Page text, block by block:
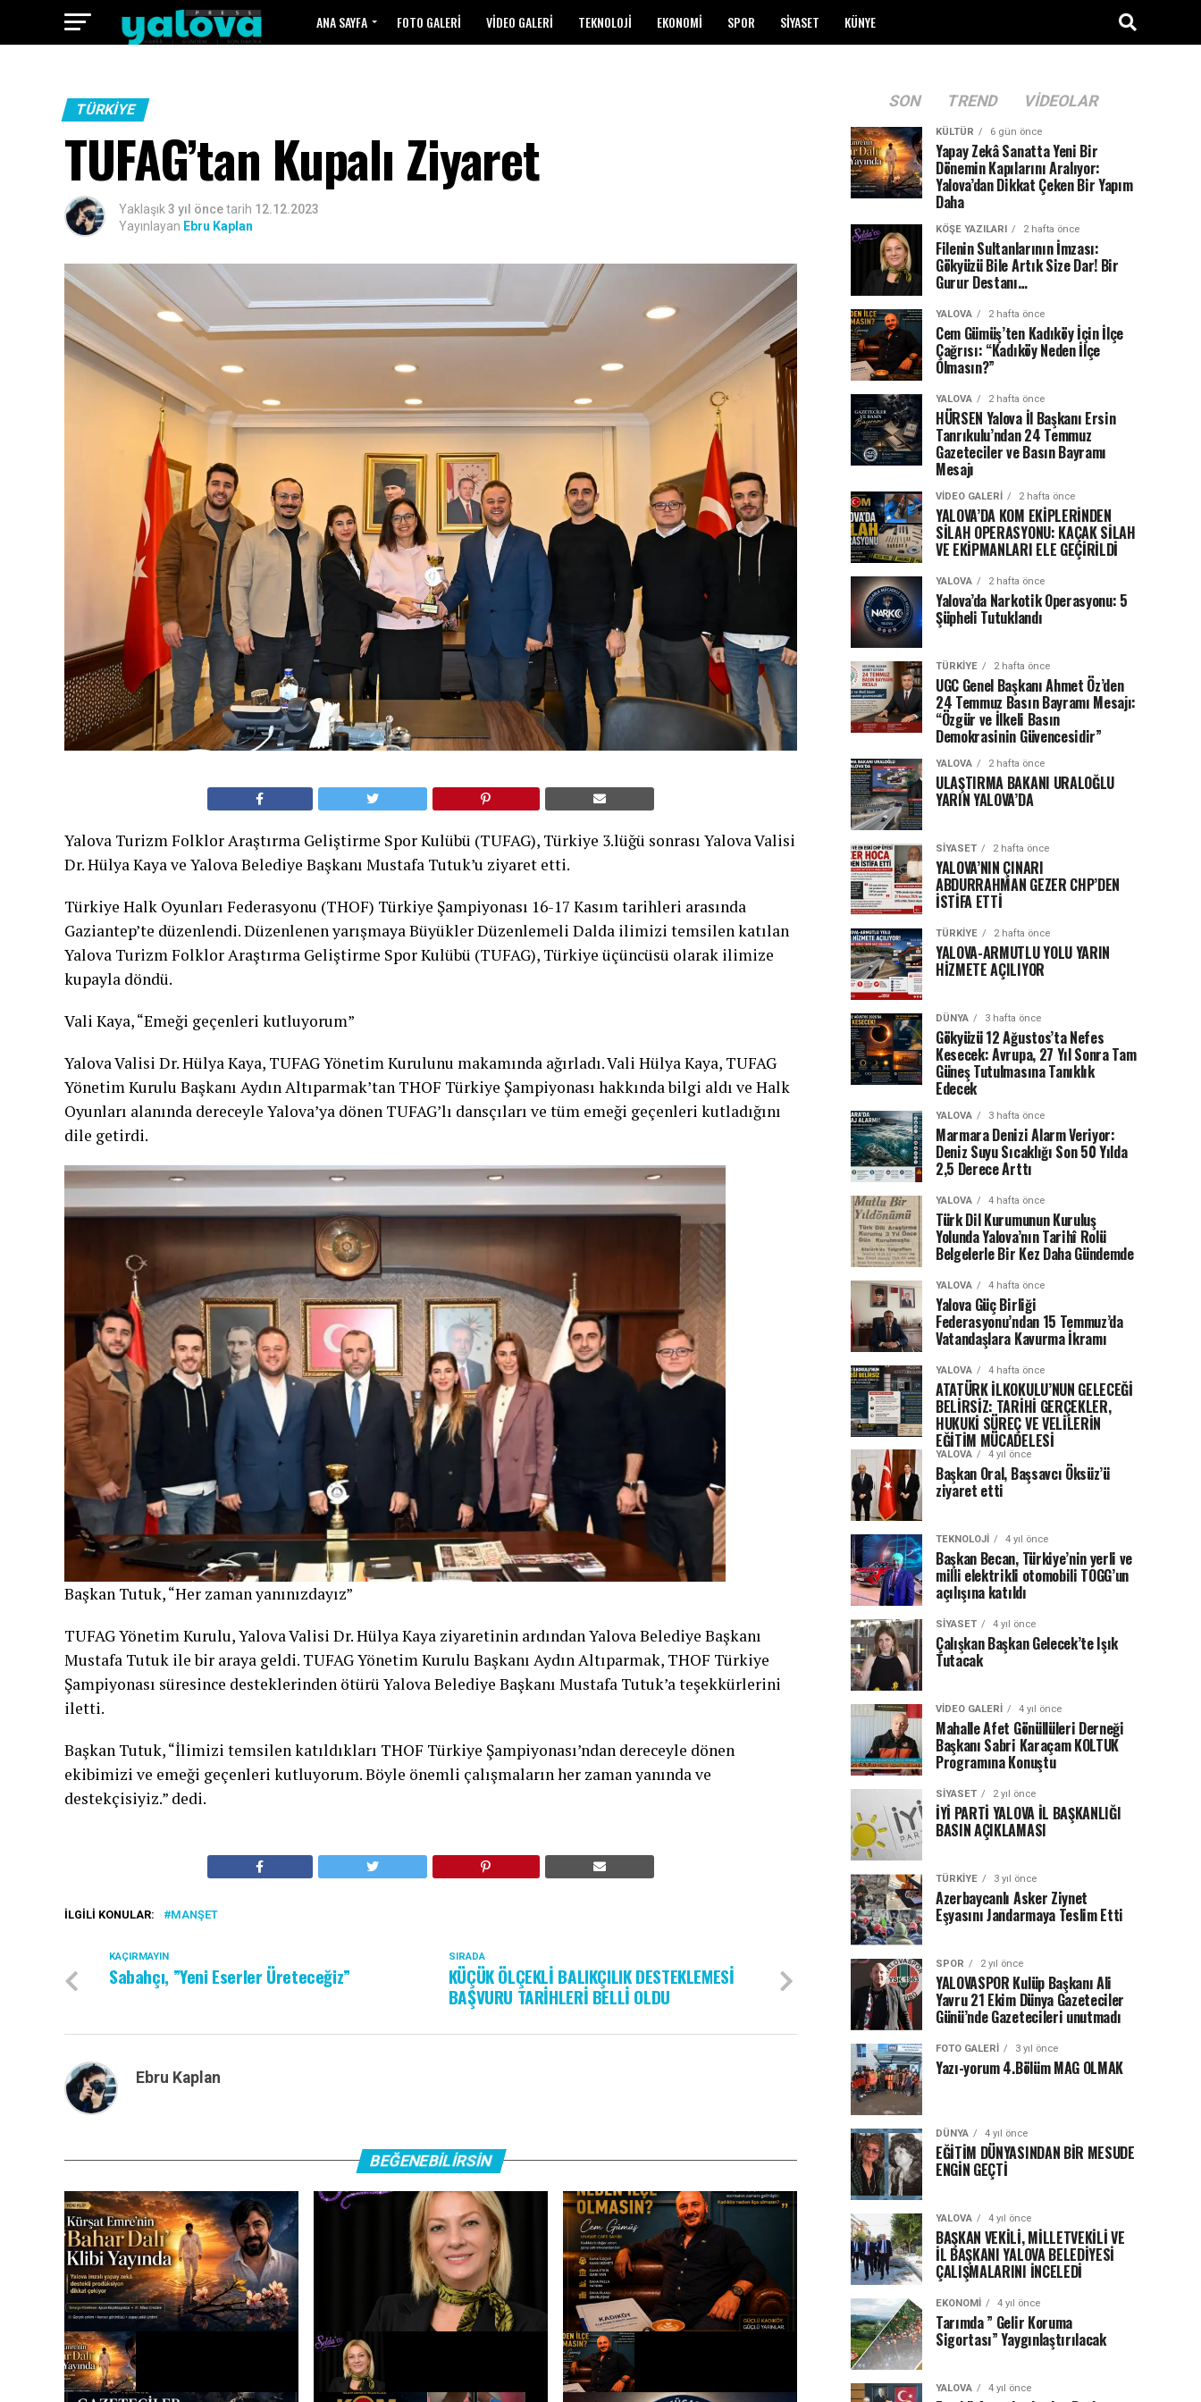
ANA SAYFA FOTO GALERI VIDEO GALERI TEKNOLOJI EKONOMI SPOR SIYASET KÜNYE
TÜRKIYE
TUFAG’tan Kupalı Ziyaret
Yaklaşık 3 yıl öncetarih 12.12.2023
Yayınlayan Ebru Kaplan
Yalova Turizm Folklor Araştırma Geliştirme Spor Kulübü (TUFAG), Türkiye 3.lüğü sonrası Yalova Valisi
Dr. Hülya Kaya ve Yalova Belediye Başkanı Mustafa Tutuk’u ziyaret etti.
Türkiye Halk Oyunları Federasyonu (THOF) Türkiye Şampiyonası 16-17 Kasım tarihleri arasında
Gaziantep’te düzenlendi. Düzenlenen yarışmaya Büyükler Düzenlemeli Dalda ilimizi temsilen katılan
Yalova Turizm Folklor Araştırma Geliştirme Spor Kulübü (TUFAG), Türkiye üçüncüsü olarak ilimize
kupayla döndü.
Vali Kaya, “Emeği geçenleri kutluyorum”
Yalova Valisi Dr. Hülya Kaya, TUFAG Yönetim Kurulunu makamında ağırladı. Vali Hülya Kaya, TUFAG
Yönetim Kurulu Başkanı Aydın Altıparmak’tan THOF Türkiye Şampiyonası hakkında bilgi aldı ve Halk
Oyunları alanında dereceyle Yalova’ya dönen TUFAG’lı dansçıları ve tüm emeği geçenleri kutladığını
dile getirdi.
Başkan Tutuk, “Her zaman yanınızdayız”
TUFAG Yönetim Kurulu, Yalova Valisi Dr. Hülya Kaya ziyaretinin ardından Yalova Belediye Başkanı
Mustafa Tutuk ile bir araya geldi. TUFAG Yönetim Kurulu Başkanı Aydın Altıparmak, THOF Türkiye
Şampiyonası süresince desteklerinden ötürü Yalova Belediye Başkanı Mustafa Tutuk’a teşekkürlerini
iletti.
Başkan Tutuk, “İlimizi temsilen katıldıkları THOF Türkiye Şampiyonası’ndan dereceyle dönen
ekibimizi ve emeği geçenleri kutluyorum. Böyle önemli çalışmaların her zaman yanında ve
destekçisiyiz.” dedi.
İLGILI KONULAR: MANŞET
SIRADA
KÜÇÜK ÖLÇEKLİ BALIKÇILIK DESTEKLEMESİ
BAŞVURU TARİHLERİ BELLİ OLDU
KAÇIRMAYIN
Sabahçı, ”Yeni Eserler Üreteceğiz”
Ebru Kaplan
BEĞENEBILIRSIN
SON TREND VIDEOLAR
KÜLTÜR 6 gün önce
Yapay Zekâ Sanatta Yeni Bir
Dönemin Kapılarını Aralıyor:
Yalova’dan Dikkat Çeken Bir Yapım
Daha
KÖŞE YAZILARI 2 hafta önce
Filenin Sultanlarının İmzası:
Gökyüzü Bile Artık Size Dar! Bir
Gurur Destanı…
YALOVA 2 hafta önce
Cem Gümüş’ten Kadıköy İçin İlçe
Çağrısı: “Kadıköy Neden İlçe
Olmasın?”
YALOVA 2 hafta önce
HÜRSEN Yalova İl Başkanı Ersin
Tanrıkulu’ndan 24 Temmuz
Gazeteciler ve Basın Bayramı
Mesajı
VIDEO GALERI 2 hafta önce
YALOVA’DA KOM EKİPLERİNDEN
SİLAH OPERASYONU: KAÇAK SİLAH
VE EKİPMANLARI ELE GEÇİRİLDİ
YALOVA 2 hafta önce
Yalova’da Narkotik Operasyonu: 5
Şüpheli Tutuklandı
TÜRKIYE 2 hafta önce
UGC Genel Başkanı Ahmet Öz’den
24 Temmuz Basın Bayramı Mesajı:
“Özgür ve İlkeli Basın
Demokrasinin Güvencesidir”
YALOVA 2 hafta önce
ULAŞTIRMA BAKANI URALOĞLU
YARIN YALOVA’DA
SIYASET 2 hafta önce
YALOVA’NIN ÇINARI
ABDURRAHMAN GEZER CHP’DEN
İSTİFA ETTİ
TÜRKIYE 2 hafta önce
YALOVA-ARMUTLU YOLU YARIN
HİZMETE AÇILIYOR
DÜNYA 3 hafta önce
Gökyüzü 12 Ağustos’ta Nefes
Kesecek: Avrupa, 27 Yıl Sonra Tam
Güneş Tutulmasına Tanıklık
Edecek
YALOVA 3 hafta önce
Marmara Denizi Alarm Veriyor:
Deniz Suyu Sıcaklığı Son 50 Yılda
2,5 Derece Arttı
YALOVA 4 hafta önce
Türk Dil Kurumunun Kuruluş
Yolunda Yalova’nın Tarihî Rolü
Belgelerle Bir Kez Daha Gündemde
YALOVA 4 hafta önce
Yalova Güç Birliği
Federasyonu’ndan 15 Temmuz’da
Vatandaşlara Kavurma İkramı
YALOVA 4 hafta önce
ATATÜRK İLKOKULU’NUN GELECEĞİ
BELİRSİZ: TARİHİ GERÇEKLER,
HUKUKİ SÜREÇ VE VELİLERİN
EĞİTİM MÜCADELESİ
YALOVA 4 yıl önce
Başkan Oral, Başsavcı Öksüz’ü
ziyaret etti
TEKNOLOJI 4 yıl önce
Başkan Becan, Türkiye’nin yerli ve
milli elektrikli otomobili TOGG’un
açılışına katıldı
SIYASET 4 yıl önce
Çalışkan Başkan Gelecek’te Işık
Tutacak
VIDEO GALERI 4 yıl önce
Mahalle Afet Gönüllüleri Derneği
Başkanı Sabri Karaçam KOLTUK
Programına Konuştu
SIYASET 2 yıl önce
İYİ PARTİ YALOVA İL BAŞKANLIĞI
BASIN AÇIKLAMASI
TÜRKIYE 3 yıl önce
Azerbaycanlı Asker Ziynet
Eşyasını Jandarmaya Teslim Etti
SPOR 2 yıl önce
YALOVASPOR Kulüp Başkanı Ali
Yavru 21 Ekim Dünya Gazeteciler
Günü’nde Gazetecileri unutmadı
FOTO GALERI 3 yıl önce
Yazı-yorum 4.Bölüm MAG OLMAK
DÜNYA 4 yıl önce
EĞİTİM DÜNYASINDAN BİR MESUDE
ENGİN GEÇTİ
YALOVA 4 yıl önce
BAŞKAN VEKİLİ, MİLLETVEKİLİ VE
İL BAŞKANI YALOVA BELEDİYESİ
ÇALIŞMALARINI İNCELEDİ
EKONOMI 4 yıl önce
Tarımda ” Gelir Koruma
Sigortası” Yaygınlaştırılacak
YALOVA 4 yıl önce